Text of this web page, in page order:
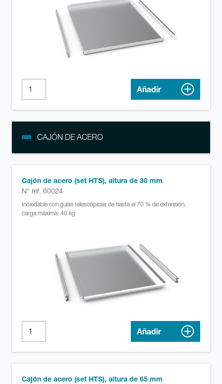
Añadir
CAJÓN DE ACERO
Cajón de acero (set HTS), altura de 30 mm
N° ref. 60024
Inoxidable con guías telescópicas de hasta el 70 % de extensión,
carga máxima: 40 kg
Añadir
Cajón de acero (set HTS), altura de 65 mm